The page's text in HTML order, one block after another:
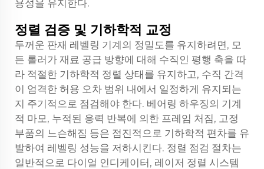
용성을 유지한다.
정렬 검증 및 기하학적 교정
두꺼운 판재 레벨링 기계의 정밀도를 유지하려면, 모
든 롤러가 재료 공급 방향에 대해 수직인 평행 축을 따
라 적절한 기하학적 정렬 상태를 유지하고, 수직 간격
이 엄격한 허용 오차 범위 내에서 일정하게 유지되는
지 주기적으로 점검해야 한다. 베어링 하우징의 기계
적 마모, 누적된 응력 반복에 의한 프레임 처짐, 고정
부품의 느슨해짐 등은 점진적으로 기하학적 편차를 유
발하여 레벨링 성능을 저하시킨다. 정렬 점검 절차는
일반적으로 다이얼 인디케이터, 레이저 정렬 시스템